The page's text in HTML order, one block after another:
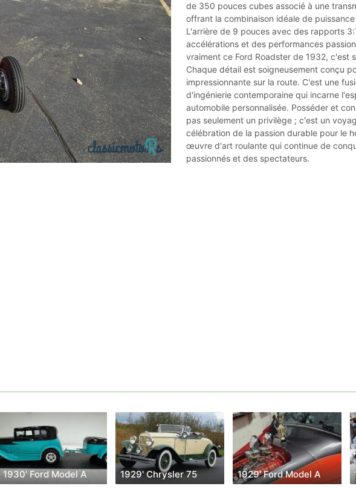
de 350 pouces cubes associé à une
offrant la combinaison idéale de
L'arrière de 9 pouces avec des rapports
accélérations et des performances
vraiment ce Ford Roadster de 1932, c'est
Chaque détail est soigneusement conçu
impressionnante sur la route. C'est une
d'ingénierie contemporaine qui incarne
automobile personnalisée. Posséder et
pas seulement un privilège ; c'est un
célébration de la passion durable pour le
œuvre d'art roulante qui continue de
passionnés et des spectateurs.
1930' Ford Model A 1929' Chrysler 75 1929' Ford Model A